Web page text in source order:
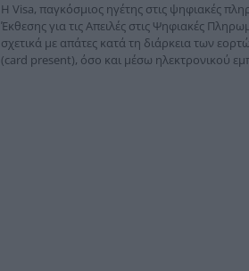
Η Visa, παγκόσμιος ηγέτης στις ψηφιακές
Έκθεσης για τις Απειλές στις Ψηφιακές
σχετικά με απάτες κατά τη διάρκεια των
(card present), όσο και μέσω ηλεκτρονικού